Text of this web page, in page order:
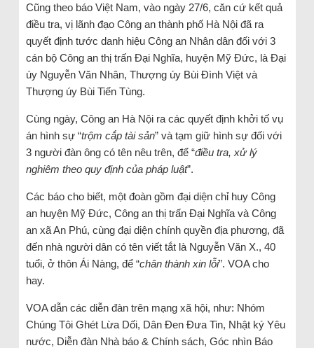
Cũng theo báo Việt Nam, vào ngày 27/6, căn cứ kết quả
điều tra, vị lãnh đạo Công an thành phố Hà Nội đã ra
quyết định tước danh hiệu Công an Nhân dân đối với 3
cán bộ Công an thị trấn Đại Nghĩa, huyện Mỹ Đức, là Đại
úy Nguyễn Văn Nhân, Thượng úy Bùi Đình Việt và
Thượng úy Bùi Tiến Tùng.
Cùng ngày, Công an Hà Nội ra các quyết định khởi tố vụ
án hình sự “trộm cắp tài sản” và tạm giữ hình sự đối với
3 người đàn ông có tên nêu trên, để “điều tra, xử lý
nghiêm theo quy định của pháp luật”.
Các báo cho biết, một đoàn gồm đại diện chỉ huy Công
an huyện Mỹ Đức, Công an thị trấn Đại Nghĩa và Công
an xã An Phú, cùng đại diện chính quyền địa phương, đã
đến nhà người dân có tên viết tắt là Nguyễn Văn X., 40
tuổi, ở thôn Ái Nàng, để “chân thành xin lỗi”. VOA cho
hay.
VOA dẫn các diễn đàn trên mạng xã hội, như: Nhóm
Chúng Tôi Ghét Lừa Dối, Dân Đen Đưa Tin, Nhật ký Yêu
nước, Diễn đàn Nhà báo & Chính sách, Góc nhìn Báo